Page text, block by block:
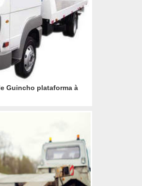
Guincho plataforma à